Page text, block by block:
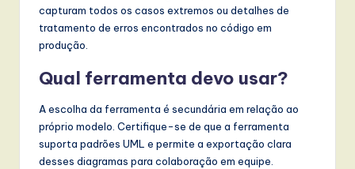
capturam todos os casos extremos ou detalhes de
tratamento de erros encontrados no código em
produção.
Qual ferramenta devo usar?
A escolha da ferramenta é secundária em relação ao
próprio modelo. Certifique-se de que a ferramenta
suporta padrões UML e permite a exportação clara
desses diagramas para colaboração em equipe.